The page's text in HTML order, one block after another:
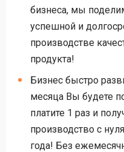
бизнеса, мы
успешной и
производстве
продукта!
Бизнес быстро
месяца Вы будете
платите 1 раз и
производство с
года! Без